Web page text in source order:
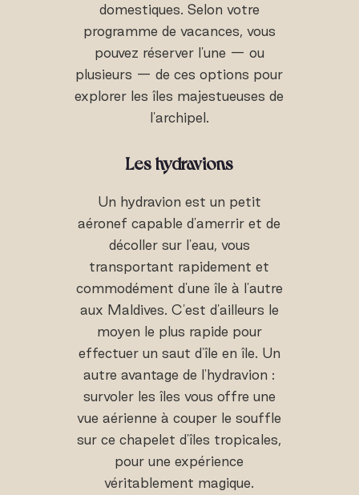
domestiques. Selon votre
programme de vacances, vous
pouvez réserver l'une — ou
plusieurs — de ces options pour
explorer les îles majestueuses de
l'archipel.
Les hydravions
Un hydravion est un petit
aéronef capable d'amerrir et de
décoller sur l'eau, vous
transportant rapidement et
commodément d'une île à l'autre
aux Maldives. C'est d'ailleurs le
moyen le plus rapide pour
effectuer un saut d'île en île. Un
autre avantage de l'hydravion :
survoler les îles vous offre une
vue aérienne à couper le souffle
sur ce chapelet d'îles tropicales,
pour une expérience
véritablement magique.